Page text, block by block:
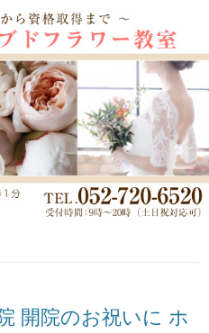
開院のお祝いに ホ